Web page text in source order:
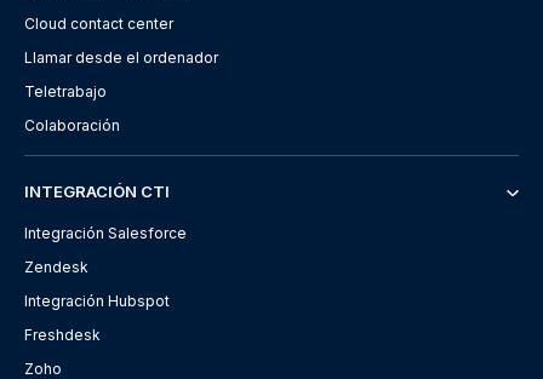
Cloud contact center
Llamar desde el ordenador
Teletrabajo
Colaboración
INTEGRACIÓN CTI
Integración Salesforce
Zendesk
Integración Hubspot
Freshdesk
Zoho